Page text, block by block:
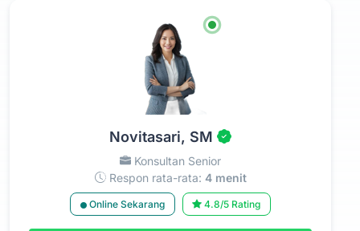
Novitasari, SM
Konsultan Senior
Respon rata-rata: 4 menit
Online Sekarang 4.8/5 Rating